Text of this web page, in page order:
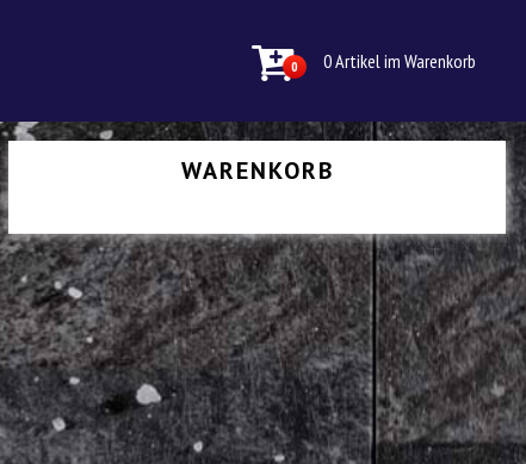
0 0 Artikel im Warenkorb
WARENKORB